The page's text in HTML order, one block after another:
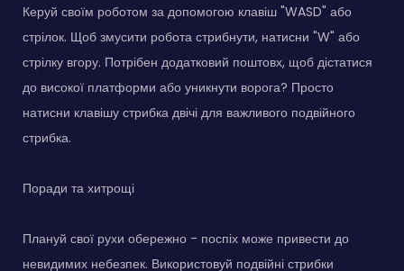
Керуй своїм роботом за допомогою клавіш "WASD" або
стрілок. Щоб змусити робота стрибнути, натисни "W" або
стрілку вгору. Потрібен додатковий поштовх, щоб дістатися
до високої платформи або уникнути ворога? Просто
натисни клавішу стрибка двічі для важливого подвійного
стрибка.
Поради та хитрощі
Плануй свої рухи обережно - поспіх може привести до
невидимих небезпек. Використовуй подвійні стрибки